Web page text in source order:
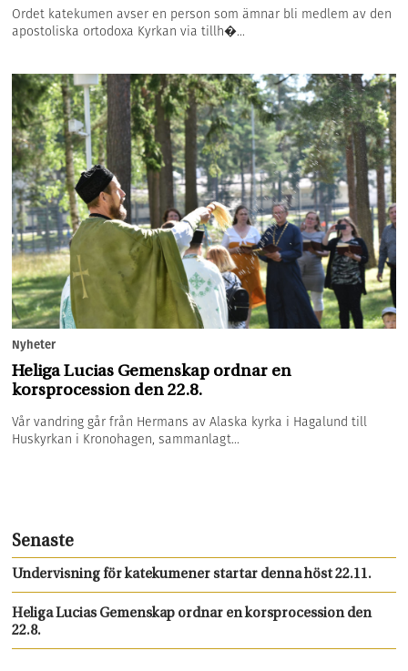
Ordet katekumen avser en person som ämnar bli medlem av den
apostoliska ortodoxa Kyrkan via tillh�...
Nyheter
Heliga Lucias Gemenskap ordnar en
korsprocession den 22.8.
Vår vandring går från Hermans av Alaska kyrka i Hagalund till
Huskyrkan i Kronohagen, sammanlagt...
Senaste
Undervisning för katekumener startar denna höst 22.11.
Heliga Lucias Gemenskap ordnar en korsprocession den
22.8.